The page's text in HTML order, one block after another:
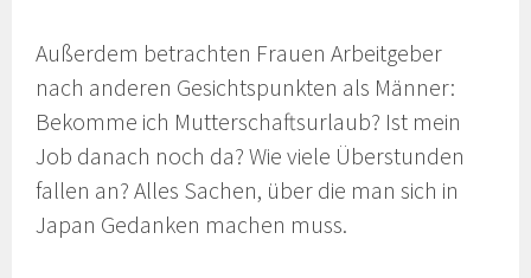
Außerdem betrachten Frauen Arbeitgeber
nach anderen Gesichtspunkten als Männer:
Bekomme ich Mutterschaftsurlaub? Ist mein
Job danach noch da? Wie viele Überstunden
fallen an? Alles Sachen, über die man sich in
Japan Gedanken machen muss.